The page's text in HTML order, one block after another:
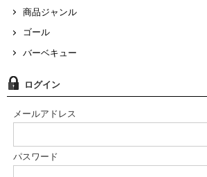
商品ジャンル
ゴール
バーベキュー
ログイン
メールアドレス
パスワード